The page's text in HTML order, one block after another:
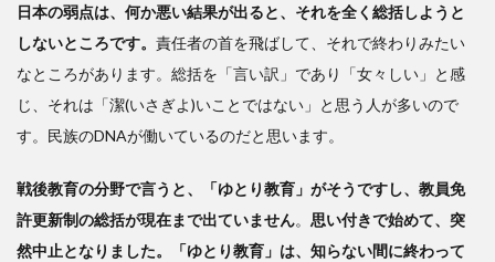
新制
はな
ぜ失
たの
か
研
修を
受け
日本の弱点は、何か悪い結果が出ると、それを全く総括しようと
しないところです。 責任者の首を飛ばして、それで終わりみたい
なところがあります。総括を「言い訳」であり「女々しい」と感
じ、それは「潔(いさぎよ)いことではない」と思う人が多いので
す。民族のDNAが働いているのだと思います。
戦後教育の分野で言うと、「ゆとり教育」がそうですし、教員免
許更新制の総括が現在まで出ていません。 思い付きで始めて、突
然中止となりました。「ゆとり教育」は、知らない間に終わって